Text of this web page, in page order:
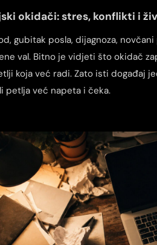
okidači: stres, konflikti i
gubitak posla, dijagnoza,
val. Bitno je vidjeti što okidač
koja već radi. Zato isti događaj
petlja već napeta i čeka.